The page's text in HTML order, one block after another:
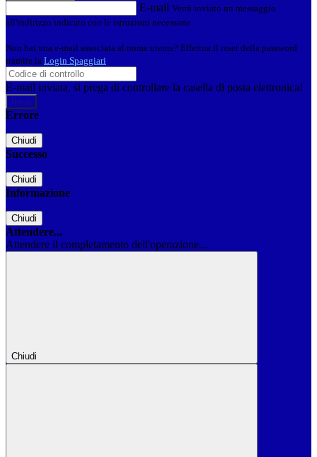
E-mail Verrà inviato un messaggio
all'indirizzo indicato con le istruzioni necessarie.
Non hai una e-mail associata al nome utente? Effettua il reset della password
tramite la Login Spaggiari
E-mail inviata, si prega di controllare la casella di posta elettronica!
Errore
Chiudi
Successo
Chiudi
Informazione
Chiudi
Attendere...
Attendere il completamento dell'operazione...
Chiudi